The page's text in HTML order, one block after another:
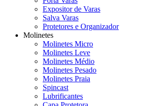
Expositor de Varas
Salva Varas
Protetores e Organizador
Molinetes
Molinetes Micro
Molinetes Leve
Molinetes Médio
Molinetes Pesado
Molinetes Praia
Spincast
Lubrificantes